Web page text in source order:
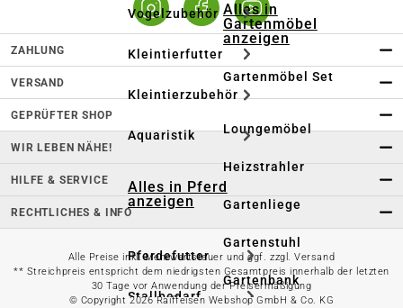
Vogelzubehör
Kleintierfutter
Kleintierzubehör
Aquaristik
Alles in Pferd
anzeigen
Pferdefutter
Stallbedarf
Alles in
Gartenmöbel
anzeigen
Gartenmöbel Set
Loungemöbel
Heizstrahler
Gartenliege
Gartenstuhl
Gartenbank
ZAHLUNG
VERSAND
GEPRÜFTER SHOP
WIR LEBEN NÄHE!
HILFE & SERVICE
RECHTLICHES & INFO
Alle Preise inkl. Mehrwertsteuer und ggf. zzgl. Versand
** Streichpreis entspricht dem niedrigsten Gesamtpreis innerhalb der letzten
30 Tage vor Anwendung der Preisermäßigung
© Copyright 2026 Raiffeisen Webshop GmbH & Co. KG